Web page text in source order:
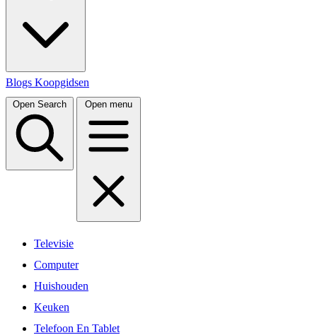
Blogs Koopgidsen
Open Search Open menu
Televisie
Computer
Huishouden
Keuken
Telefoon En Tablet